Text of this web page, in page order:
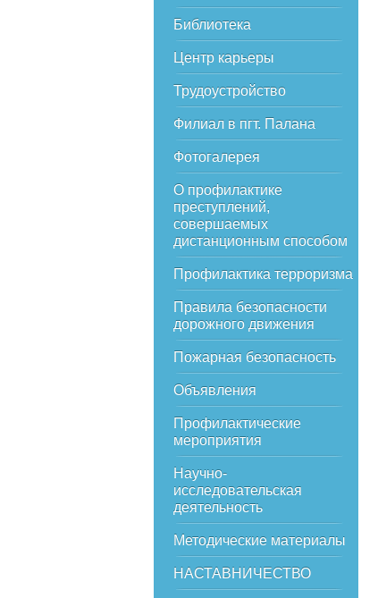
Библиотека
Центр карьеры
Трудоустройство
Филиал в пгт. Палана
Фотогалерея
О профилактике
преступлений,
совершаемых
дистанционным способом
Профилактика терроризма
Правила безопасности
дорожного движения
Пожарная безопасность
Объявления
Профилактические
мероприятия
Научно-
исследовательская
деятельность
Методические материалы
НАСТАВНИЧЕСТВО